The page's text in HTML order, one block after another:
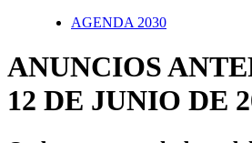
AGENDA 2030
ANUNCIOS
12 DE JUNIO DE